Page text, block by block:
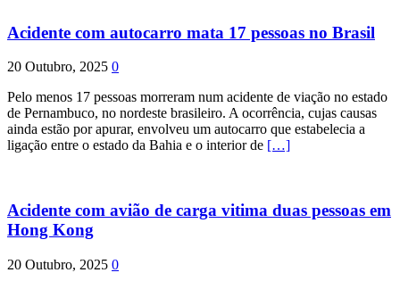
Acidente com autocarro mata 17 pessoas no Brasil
20 Outubro, 2025 0
Pelo menos 17 pessoas morreram num acidente de viação no estado
de Pernambuco, no nordeste brasileiro. A ocorrência, cujas causas
ainda estão por apurar, envolveu um autocarro que estabelecia a
ligação entre o estado da Bahia e o interior de […]
Acidente com avião de carga vitima duas pessoas em
Hong Kong
20 Outubro, 2025 0